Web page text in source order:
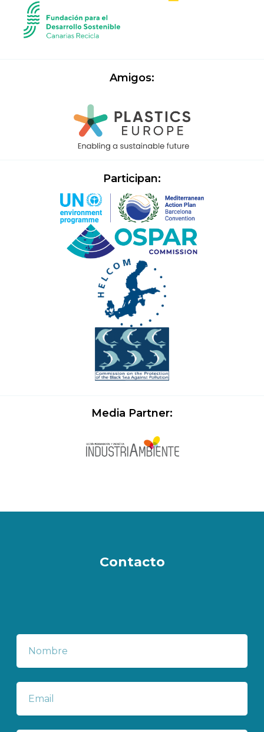
Amigos:
Participan:
Media Partner:
Contacto
Nombre
Correo
electrónico